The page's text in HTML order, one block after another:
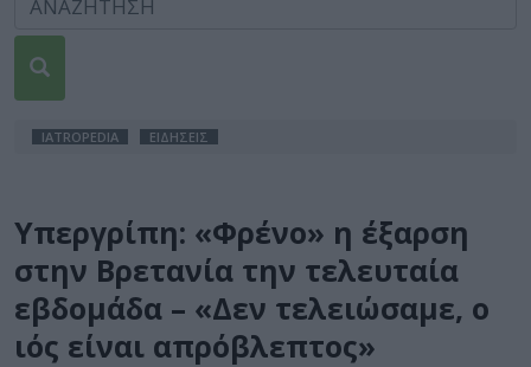
IATROPEDIA ΕΙΔΗΣΕΙΣ
Υπεργρίπη: «Φρένο» η έξαρση
στην Βρετανία την τελευταία
εβδομάδα – «Δεν τελειώσαμε, ο
ιός είναι απρόβλεπτος»